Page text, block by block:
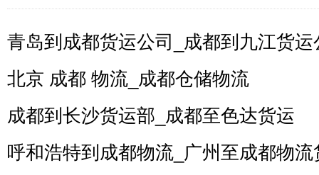
青岛到成都货运公司_成都到九江货运
北京 成都 物流_成都仓储物流
成都到长沙货运部_成都至色达货运
呼和浩特到成都物流_广州至成都物流